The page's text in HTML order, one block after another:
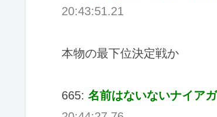
20:43:51.21
本物の最下位決定戦か
665: 名前はないないナイア